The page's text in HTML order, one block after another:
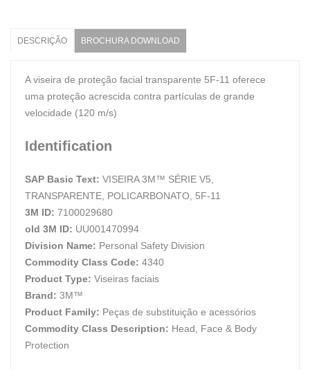
DESCRIÇÃO BROCHURA DOWNLOAD
A viseira de proteção facial transparente 5F-11 oferece
uma proteção acrescida contra partículas de grande
velocidade (120 m/s)
Identification
SAP Basic Text: VISEIRA 3M™ SÉRIE V5,
TRANSPARENTE, POLICARBONATO, 5F-11
3M ID: 7100029680
old 3M ID: UU001470994
Division Name: Personal Safety Division
Commodity Class Code: 4340
Product Type: Viseiras faciais
Brand: 3M™
Product Family: Peças de substituição e acessórios
Commodity Class Description: Head, Face & Body
Protection